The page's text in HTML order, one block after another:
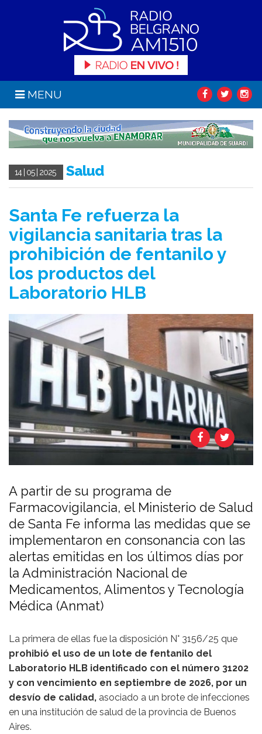
MENU
14 | 05 | 2025 Salud
Santa Fe refuerza la
vigilancia sanitaria tras la
prohibición de fentanilo y
los productos del
Laboratorio HLB
A partir de su programa de
Farmacovigilancia, el Ministerio de Salud
de Santa Fe informa las medidas que se
implementaron en consonancia con las
alertas emitidas en los últimos días por
la Administración Nacional de
Medicamentos, Alimentos y Tecnología
Médica (Anmat)
La primera de ellas fue la disposición N° 3156/25 que
prohibió el uso de un lote de fentanilo del
Laboratorio HLB identificado con el número 31202
y con vencimiento en septiembre de 2026, por un
desvío de calidad, asociado a un brote de infecciones
en una institución de salud de la provincia de Buenos
Aires.